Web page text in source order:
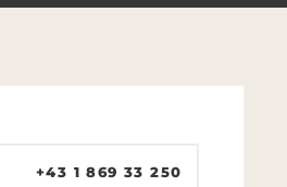
+43 1 869 33 250